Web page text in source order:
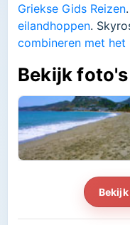
Griekse Gids Reizen
eilandhoppen.
combineren met het
Bekijk